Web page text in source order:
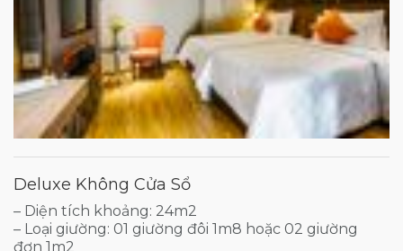
Deluxe Không Cửa Sổ
– Diện tích khoảng: 24m2
– Loại giường: 01 giường đôi 1m8 hoặc 02 giường
đơn 1m2